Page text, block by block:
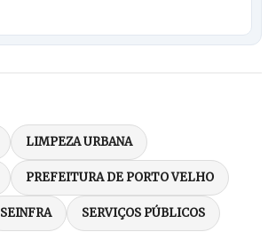
LIMPEZA URBANA
PREFEITURA DE PORTO VELHO
SEINFRA SERVIÇOS PÚBLICOS